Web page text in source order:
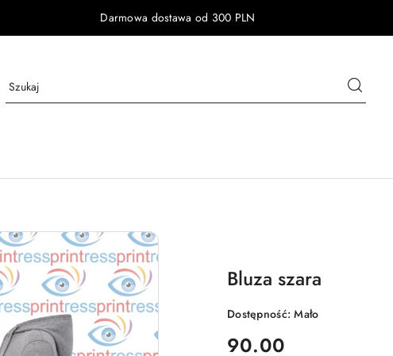
Darmowa dostawa od 300 PLN
Bluza szara
Dostępność:Mało
cena:
90.00